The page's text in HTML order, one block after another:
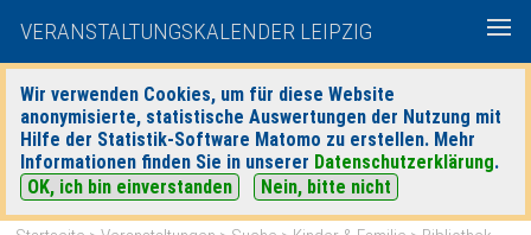
VERANSTALTUNGSKALENDER LEIPZIG
Wir verwenden Cookies, um für diese Website
anonymisierte, statistische Auswertungen der Nutzung mit
Hilfe der Statistik-Software Matomo zu erstellen. Mehr
Informationen finden Sie in unserer Datenschutzerklärung.
OK, ich bin einverstanden
Nein, bitte nicht
heute|morgen| Detaillierte Suche